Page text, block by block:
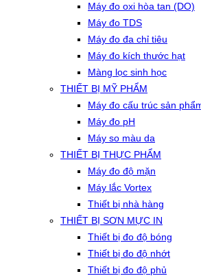
Máy đo oxi hòa tan (DO)
Máy đo TDS
Máy đo đa chỉ tiêu
Máy đo kích thước hạt
Màng lọc sinh học
THIẾT BỊ MỸ PHẨM
Máy đo cấu trúc sản
Máy đo pH
Máy so màu da
THIẾT BỊ THỰC PHẨM
Máy đo độ mặn
Máy lắc Vortex
Thiết bị nhà hàng
THIẾT BỊ SƠN MỰC IN
Thiết bị đo độ bóng
Thiết bị đo độ nhớt
Thiết bị đo độ phủ